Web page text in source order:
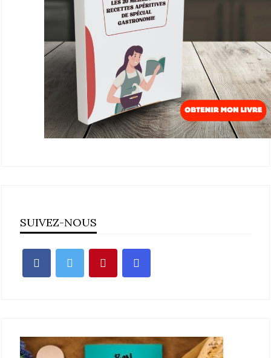
SUIVEZ-NOUS